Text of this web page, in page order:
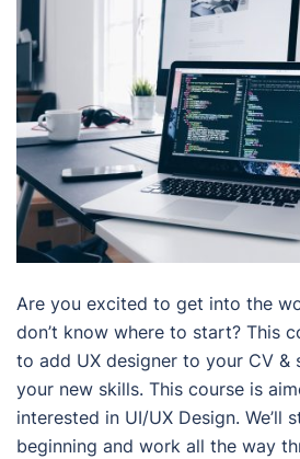
Are you excited to get into the
don’t know where to start? This
to add UX designer to your CV
your new skills. This course is
interested in UI/UX Design. We’ll
beginning and work all the way